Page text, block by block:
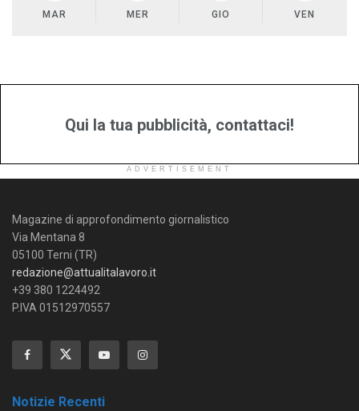
MAR MER GIO VEN
Qui la tua pubblicità, contattaci!
ADVERTISEMENT
Magazine di approfondimento giornalistico
Via Mentana 8
05100 Terni (TR)
redazione@attualitalavoro.it
+39 380 1224492
P.IVA 01512970557
Notizie Recenti